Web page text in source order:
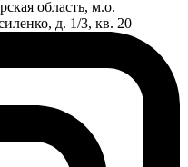
область, м.о.
д. 1/3, кв. 20